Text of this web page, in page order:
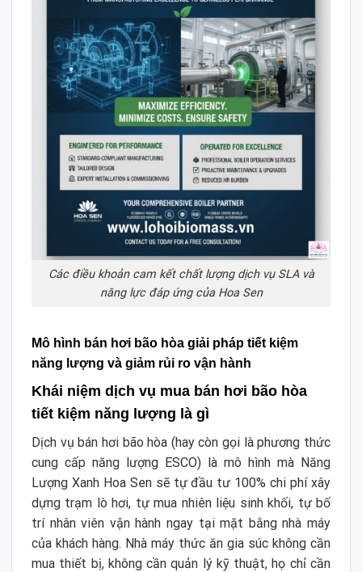
Các điều khoản cam kết chất lượng dịch vụ SLA và
năng lực đáp ứng của Hoa Sen
Mô hình bán hơi bão hòa giải pháp tiết kiệm
năng lượng và giảm rủi ro vận hành
Khái niệm dịch vụ mua bán hơi bão hòa
tiết kiệm năng lượng là gì
Dịch vụ bán hơi bão hòa (hay còn gọi là phương thức
cung cấp năng lượng ESCO) là mô hình mà Năng
Lượng Xanh Hoa Sen sẽ tự đầu tư 100% chi phí xây
dựng trạm lò hơi, tự mua nhiên liệu sinh khối, tự bố
trí nhân viên vận hành ngay tại mặt bằng nhà máy
của khách hàng. Nhà máy thức ăn gia súc không cần
mua thiết bị, không cần quản lý kỹ thuật, họ chỉ cần